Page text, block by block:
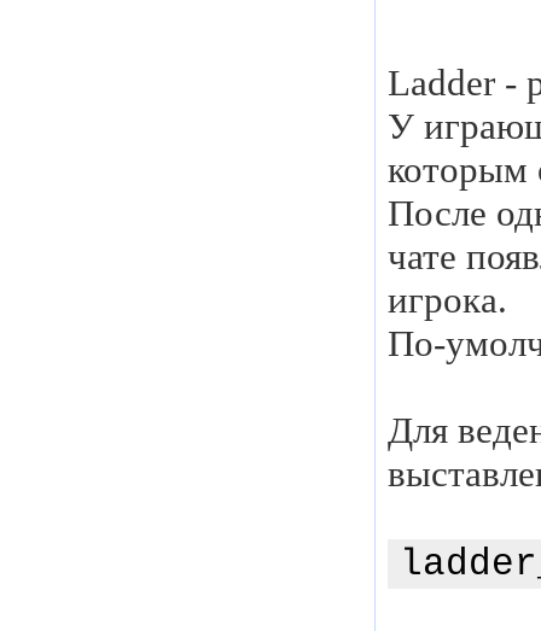
Ladder -
У
которым
После
чате
игрока.
По-
Для